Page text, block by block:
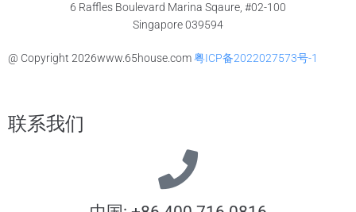
6 Raffles Boulevard Marina Sqaure, #02-100
Singapore 039594
@ Copyright 2026www.65house.com粤ICP备2022027573号-1
联系我们